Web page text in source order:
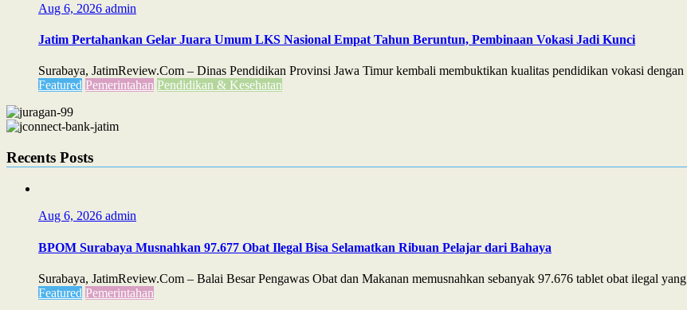
Aug 6, 2026 admin
Jatim Pertahankan Gelar Juara Umum LKS Nasional Empat Tahun Beruntun, Pembinaan Vokasi Jadi Kunci
Surabaya, JatimReview.Com – Dinas Pendidikan Provinsi Jawa Timur kembali membuktikan kualitas pendidikan vokasi
Featured Pemerintahan Pendidikan & Kesehatan
Recents Posts
Aug 6, 2026 admin
BPOM Surabaya Musnahkan 97.677 Obat Ilegal Bisa Selamatkan Ribuan Pelajar dari Bahaya
Surabaya, JatimReview.Com – Balai Besar Pengawas Obat dan Makanan memusnahkan sebanyak 97.676 tablet obat ilegal
Featured Pemerintahan